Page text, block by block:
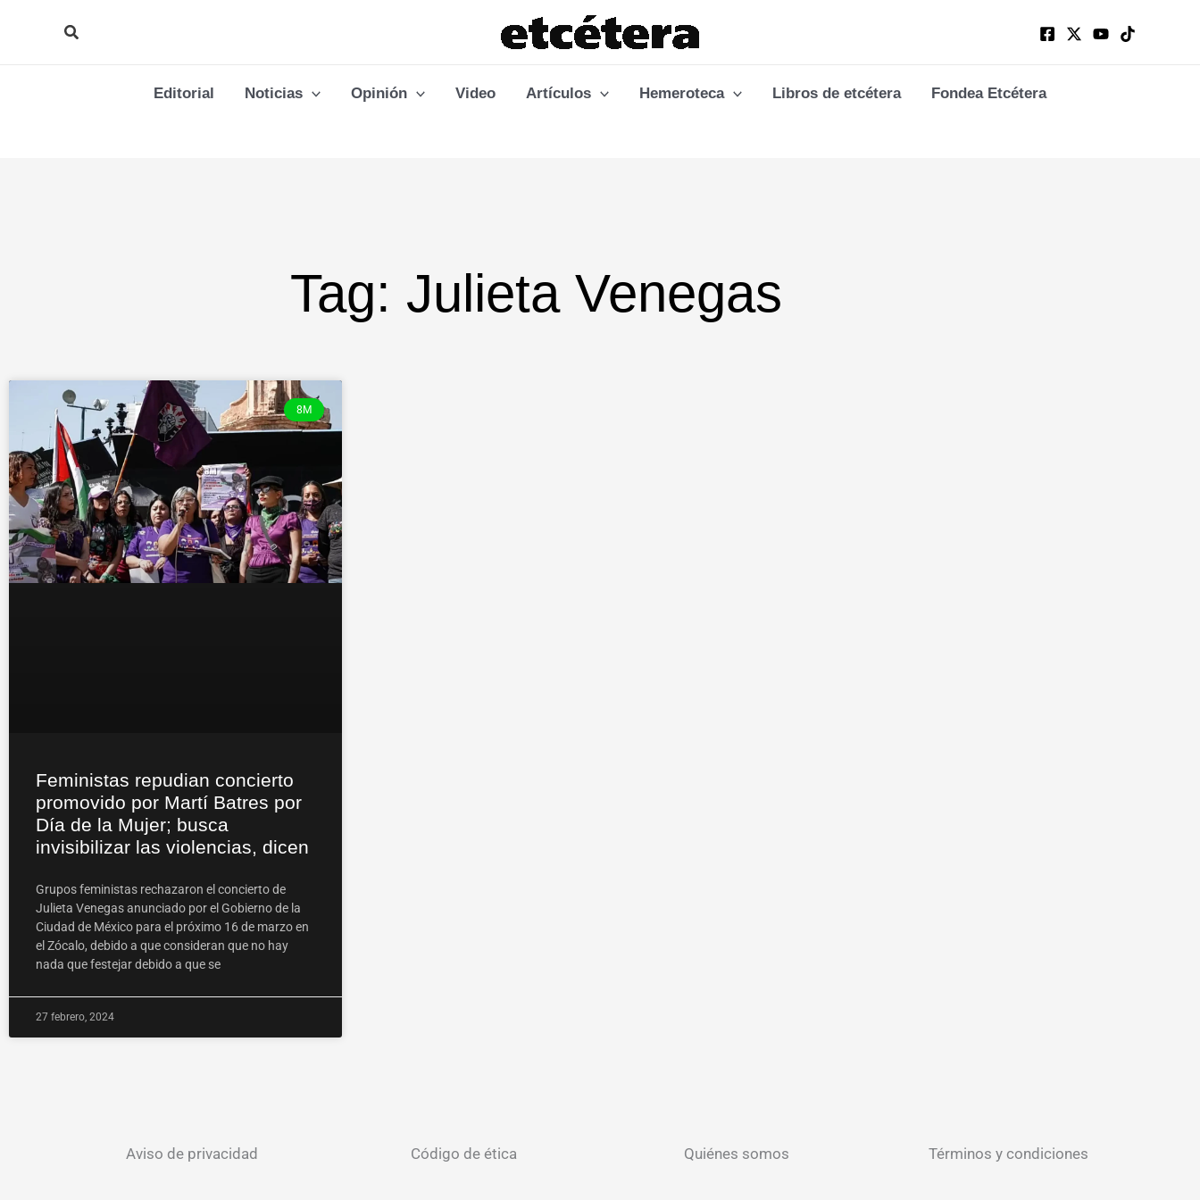
Buscar
Editorial Noticias Opinión Video Artículos Hemeroteca Libros de etcétera Fondea Etcétera
Tag: Julieta Venegas
8M
Feministas repudian concierto
promovido por Martí Batres por
Día de la Mujer; busca
invisibilizar las violencias, dicen
Grupos feministas rechazaron el concierto de
Julieta Venegas anunciado por el Gobierno de la
Ciudad de México para el próximo 16 de marzo en
el Zócalo, debido a que consideran que no hay
nada que festejar debido a que se
27 febrero, 2024
Aviso de privacidad Código de ética Quiénes somos Términos y condiciones